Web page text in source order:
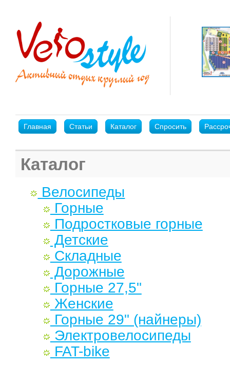
Главная Статьи Каталог Спросить
Каталог
Велосипеды
Горные
Подростковые горные
Детские
Складные
Дорожные
Горные 27,5"
Женские
Горные 29" (найнеры)
Электровелосипеды
FAT-bike